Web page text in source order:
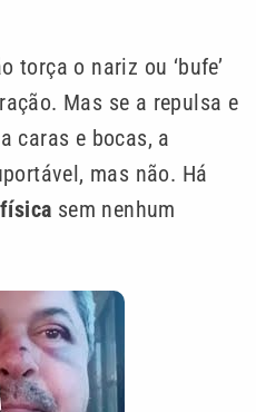
torça o nariz ou ‘bufe’
Mas se a repulsa e
caras e bocas, a
mas não. Há
sem nenhum